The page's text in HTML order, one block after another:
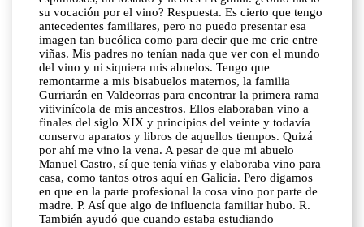
su vocación por el vino? Respuesta. Es cierto que tengo
antecedentes familiares, pero no puedo presentar esa
imagen tan bucólica como para decir que me crie entre
viñas. Mis padres no tenían nada que ver con el mundo
del vino y ni siquiera mis abuelos. Tengo que
remontarme a mis bisabuelos maternos, la familia
Gurriarán en Valdeorras para encontrar la primera rama
vitivinícola de mis ancestros. Ellos elaboraban vino a
finales del siglo XIX y principios del veinte y todavía
conservo aparatos y libros de aquellos tiempos. Quizá
por ahí me vino la vena. A pesar de que mi abuelo
Manuel Castro, sí que tenía viñas y elaboraba vino para
casa, como tantos otros aquí en Galicia. Pero digamos
en que en la parte profesional la cosa vino por parte de
madre. P. Así que algo de influencia familiar hubo. R.
También ayudó que cuando estaba estudiando